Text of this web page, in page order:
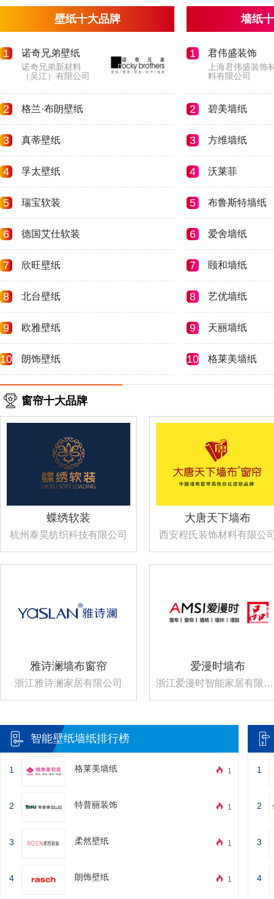
壁纸十大品牌
1 诺奇兄弟壁纸
诺奇兄弟新材料
（吴江）有限公司
2 格兰·布朗壁纸
3 真蒂壁纸
4 孚太壁纸
5 瑞宝软装
6 德国艾仕软装
7 欣旺壁纸
8 北台壁纸
9 欧雅壁纸
10 朗饰壁纸
墙纸
1 君伟盛装饰
上海君伟盛装饰
料有限公司
2 碧美墙纸
3 方维墙纸
4 沃莱菲
5 布鲁斯特墙纸
6 爱舍墙纸
7 颐和墙纸
8 艺优墙纸
9 天丽墙纸
10 格莱美墙纸
窗帘十大品牌
蝶绣软装
杭州泰昊纺织科技有限公司
大唐天下墙布
西安程氏装饰材料有限公
雅诗澜墙布窗帘
浙江雅诗澜家居有限公司
爱漫时墙布
浙江爱漫时智能家居有限公司
智能壁纸墙纸排行榜
1 格莱美墙纸 1
2 特普丽装饰 1
3 柔然壁纸 1
4 朗饰壁纸 1
1
2
3
4